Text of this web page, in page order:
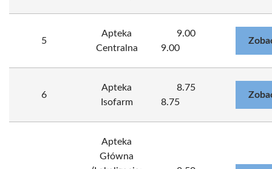
5
Apteka
Centralna
9.00
9.00
6
Apteka
Isofarm
8.75
8.75
Apteka
Główna